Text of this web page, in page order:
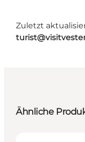
Zuletzt
Ähnliche